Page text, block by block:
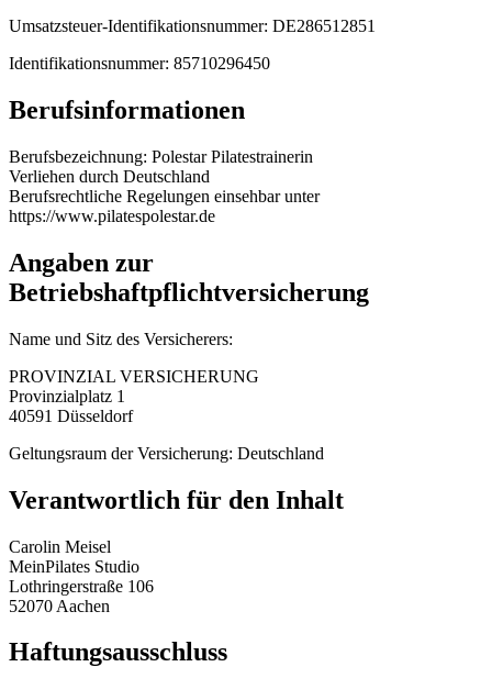
Umsatzsteuer-Identifikationsnummer: DE286512851
Identifikationsnummer: 85710296450
Berufsinformationen
Berufsbezeichnung: Polestar Pilatestrainerin
Verliehen durch Deutschland
Berufsrechtliche Regelungen einsehbar unter
https://www.pilatespolestar.de
Angaben zur
Betriebshaftpflichtversicherung
Name und Sitz des Versicherers:
PROVINZIAL VERSICHERUNG
Provinzialplatz 1
40591 Düsseldorf
Geltungsraum der Versicherung: Deutschland
Verantwortlich für den Inhalt
Carolin Meisel
MeinPilates Studio
Lothringerstraße 106
52070 Aachen
Haftungsausschluss